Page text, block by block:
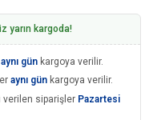
yarın kargoda!
aynı gün kargoya verilir.
aynı gün kargoya verilir.
verilen siparişler Pazartesi